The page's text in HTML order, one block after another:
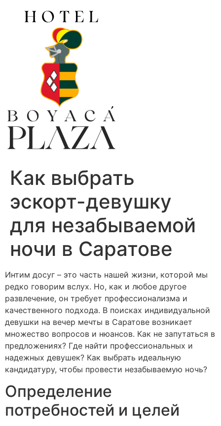
Как выбрать
эскорт-девушку
для незабываемой
ночи в Саратове
Интим досуг – это часть нашей жизни, которой мы
редко говорим вслух. Но, как и любое другое
развлечение, он требует профессионализма и
качественного подхода. В поисках индивидуальной
девушки на вечер мечты в Саратове возникает
множество вопросов и нюансов. Как не запутаться в
предложениях? Где найти профессиональных и
надежных девушек? Как выбрать идеальную
кандидатуру, чтобы провести незабываемую ночь?
Определение
потребностей и целей